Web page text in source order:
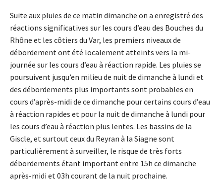
Suite aux pluies de ce matin dimanche on a enregistré des
réactions significatives sur les cours d’eau des Bouches du
Rhône et les côtiers du Var, les premiers niveaux de
débordement ont été localement atteints vers la mi-
journée sur les cours d’eau à réaction rapide. Les pluies se
poursuivent jusqu’en milieu de nuit de dimanche à lundi et
des débordements plus importants sont probables en
cours d’après-midi de ce dimanche pour certains cours d’eau
à réaction rapides et pour la nuit de dimanche à lundi pour
les cours d’eau à réaction plus lentes. Les bassins de la
Giscle, et surtout ceux du Reyran à la Siagne sont
particulièrement à surveiller, le risque de très forts
débordements étant important entre 15h ce dimanche
après-midi et 03h courant de la nuit prochaine.